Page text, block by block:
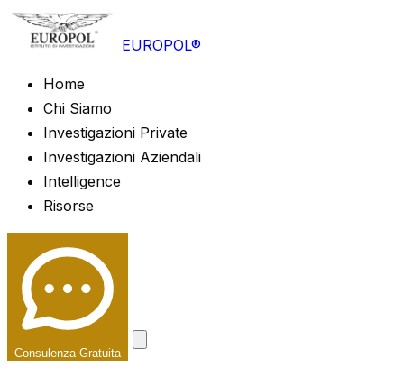
EUROPOL®
Home
Chi Siamo
Investigazioni Private
Investigazioni Aziendali
Intelligence
Risorse
Consulenza Gratuita